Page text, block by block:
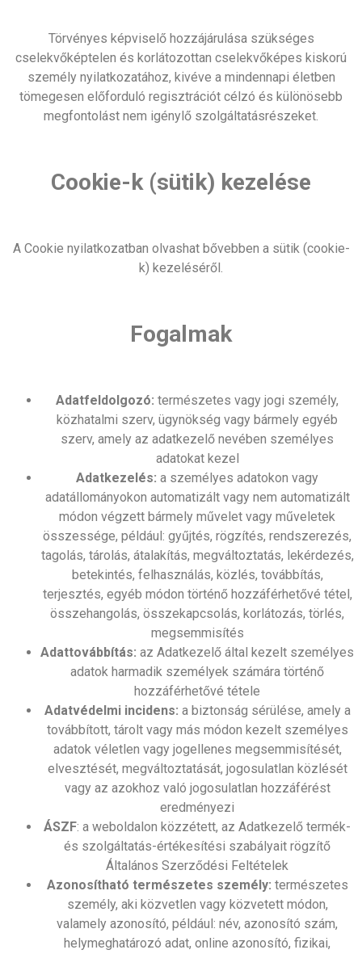
Törvényes képviselő hozzájárulása szükséges
cselekvőképtelen és korlátozottan cselekvőképes kiskorú
személy nyilatkozatához, kivéve a mindennapi életben
tömegesen előforduló regisztrációt célzó és különösebb
megfontolást nem igénylő szolgáltatásrészeket.
Cookie-k (sütik) kezelése
A Cookie nyilatkozatban olvashat bővebben a sütik (cookie-
k) kezeléséről.
Fogalmak
Adatfeldolgozó: természetes vagy jogi személy,
közhatalmi szerv, ügynökség vagy bármely egyéb
szerv, amely az adatkezelő nevében személyes
adatokat kezel
Adatkezelés: a személyes adatokon vagy
adatállományokon automatizált vagy nem automatizált
módon végzett bármely művelet vagy műveletek
összessége, például: gyűjtés, rögzítés, rendszerezés,
tagolás, tárolás, átalakítás, megváltoztatás, lekérdezés,
betekintés, felhasználás, közlés, továbbítás,
terjesztés, egyéb módon történő hozzáférhetővé tétel,
összehangolás, összekapcsolás, korlátozás, törlés,
megsemmisítés
Adattovábbítás: az Adatkezelő által kezelt személyes
adatok harmadik személyek számára történő
hozzáférhetővé tétele
Adatvédelmi incidens: a biztonság sérülése, amely a
továbbított, tárolt vagy más módon kezelt személyes
adatok véletlen vagy jogellenes megsemmisítését,
elvesztését, megváltoztatását, jogosulatlan közlését
vagy az azokhoz való jogosulatlan hozzáférést
eredményezi
ÁSZF: a weboldalon közzétett, az Adatkezelő termék-
és szolgáltatás-értékesítési szabályait rögzítő
Általános Szerződési Feltételek
Azonosítható természetes személy: természetes
személy, aki közvetlen vagy közvetett módon,
valamely azonosító, például: név, azonosító szám,
helymeghatározó adat, online azonosító, fizikai,